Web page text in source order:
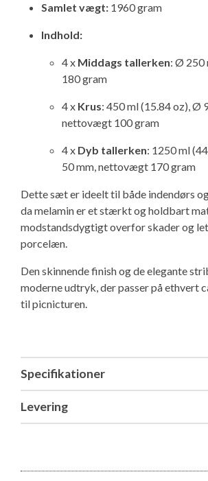
GPDR - KG Camping
Samlet vægt: 1960 gram
Indhold:
4 x Middags tallerken: Ø 250
180 gram
4 x Krus: 450 ml (15.84 oz), Ø
nettovægt 100 gram
4 x Dyb tallerken: 1250 ml
50 mm, nettovægt 170 gram
Dette sæt er ideelt til både indendørs
da melamin er et stærkt og holdbart
modstandsdygtigt overfor skader og
porcelæn.
Den skinnende finish og de elegante
moderne udtryk, der passer på ethvert
til picnicturen.
Specifikationer
Levering